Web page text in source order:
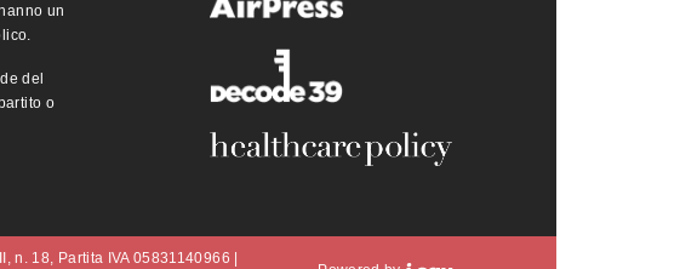
un
del
o
18, Partita IVA 05831140966 |